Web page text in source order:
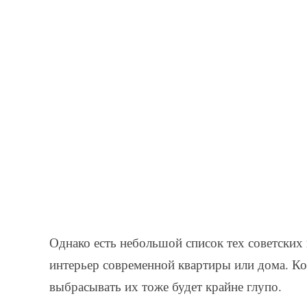
Однако есть небольшой список тех
интерьер современной квартиры или дома.
выбрасывать их тоже будет крайне глупо.